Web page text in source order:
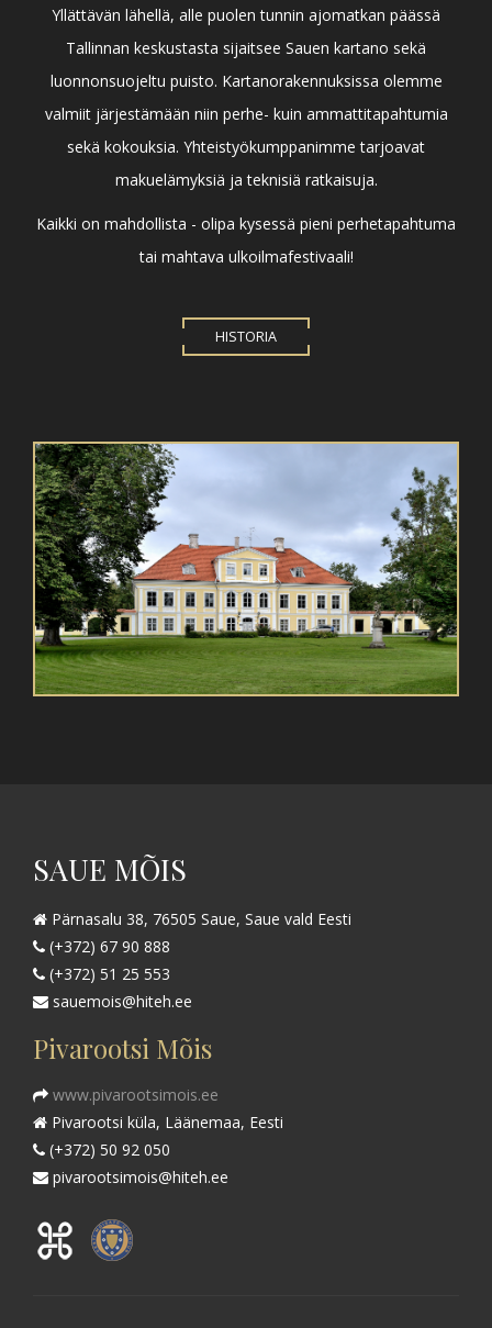
Yllättävän lähellä, alle puolen tunnin ajomatkan päässä
Tallinnan keskustasta sijaitsee Sauen kartano sekä
luonnonsuojeltu puisto. Kartanorakennuksissa olemme
valmiit järjestämään niin perhe- kuin ammattitapahtumia
sekä kokouksia. Yhteistyökumppanimme tarjoavat
makuelämyksiä ja teknisiä ratkaisuja.
Kaikki on mahdollista - olipa kysessä pieni perhetapahtuma
tai mahtava ulkoilmafestivaali!
HISTORIA
SAUE MÕIS
Pärnasalu 38, 76505 Saue, Saue vald Eesti
(+372) 67 90 888
(+372) 51 25 553
sauemois@hiteh.ee
Pivarootsi Mõis
www.pivarootsimois.ee
Pivarootsi küla, Läänemaa, Eesti
(+372) 50 92 050
pivarootsimois@hiteh.ee